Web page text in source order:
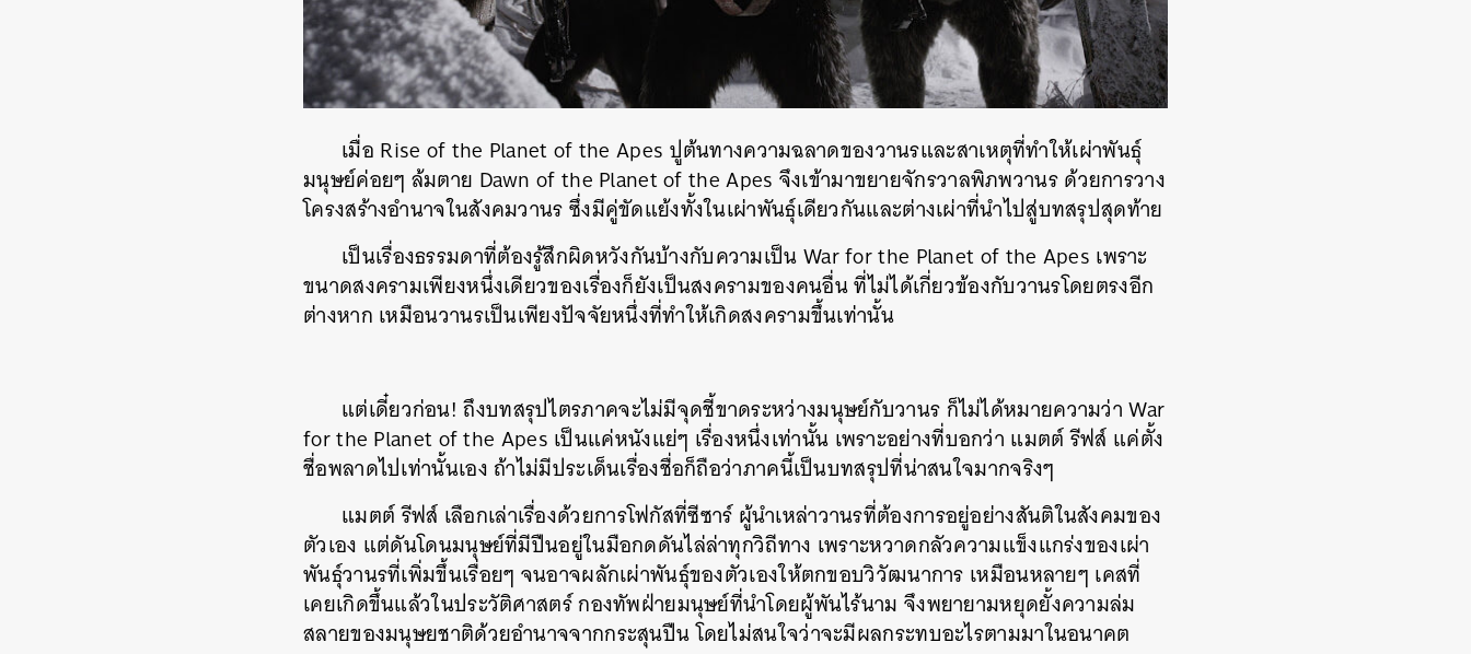
เมื่อ Rise of the Planet of the Apes ปูต้นทางความฉลาดของวานรและสาเหตุที่ทำให้เผ่าพันธุ์
มนุษย์ค่อยๆ ล้มตาย Dawn of the Planet of the Apes จึงเข้ามาขยายจักรวาลพิภพวานร ด้วยการวาง
โครงสร้างอำนาจในสังคมวานร ซึ่งมีคู่ขัดแย้งทั้งในเผ่าพันธุ์เดียวกันและต่างเผ่าที่นำไปสู่บทสรุปสุดท้าย
เป็นเรื่องธรรมดาที่ต้องรู้สึกผิดหวังกันบ้างกับความเป็น War for the Planet of the Apes เพราะ
ขนาดสงครามเพียงหนึ่งเดียวของเรื่องก็ยังเป็นสงครามของคนอื่น ที่ไม่ได้เกี่ยวข้องกับวานรโดยตรงอีก
ต่างหาก เหมือนวานรเป็นเพียงปัจจัยหนึ่งที่ทำให้เกิดสงครามขึ้นเท่านั้น
แต่เดี๋ยวก่อน! ถึงบทสรุปไตรภาคจะไม่มีจุดชี้ขาดระหว่างมนุษย์กับวานร ก็ไม่ได้หมายความว่า War
for the Planet of the Apes เป็นแค่หนังแย่ๆ เรื่องหนึ่งเท่านั้น เพราะอย่างที่บอกว่า แมตต์ รีฟส์ แค่ตั้ง
ชื่อพลาดไปเท่านั้นเอง ถ้าไม่มีประเด็นเรื่องชื่อก็ถือว่าภาคนี้เป็นบทสรุปที่น่าสนใจมากจริงๆ
แมตต์ รีฟส์ เลือกเล่าเรื่องด้วยการโฟกัสที่ซีซาร์ ผู้นำเหล่าวานรที่ต้องการอยู่อย่างสันติในสังคมของ
ตัวเอง แต่ดันโดนมนุษย์ที่มีปืนอยู่ในมือกดดันไล่ล่าทุกวิถีทาง เพราะหวาดกลัวความแข็งแกร่งของเผ่า
พันธุ์วานรที่เพิ่มขึ้นเรื่อยๆ จนอาจผลักเผ่าพันธุ์ของตัวเองให้ตกขอบวิวัฒนาการ เหมือนหลายๆ เคสที่
เคยเกิดขึ้นแล้วในประวัติศาสตร์ กองทัพฝ่ายมนุษย์ที่นำโดยผู้พันไร้นาม จึงพยายามหยุดยั้งความล่ม
สลายของมนุษยชาติด้วยอำนาจจากกระสุนปืน โดยไม่สนใจว่าจะมีผลกระทบอะไรตามมาในอนาคต
EMAIL